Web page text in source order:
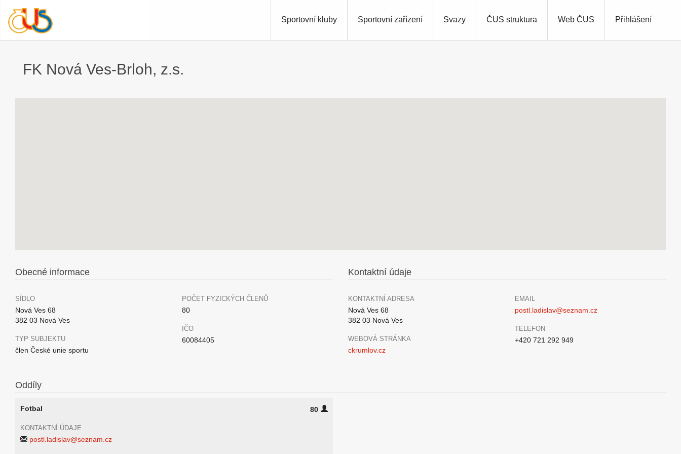
Přihlášení
Sportovní kluby Sportovní zařízení Svazy ČUS struktura Web ČUS
FK Nová Ves-Brloh, z.s.
Obecné informace
SÍDLO
Nová Ves 68
382 03 Nová Ves
TYP SUBJEKTU
člen České unie sportu
POČET FYZICKÝCH ČLENŮ
80
IČO
60084405
Kontaktní údaje
KONTAKTNÍ ADRESA
Nová Ves 68
382 03 Nová Ves
WEBOVÁ STRÁNKA
ckrumlov.cz
EMAIL
postl.ladislav@seznam.cz
TELEFON
+420 721 292 949
Oddíly
Fotbal 80
KONTAKTNÍ ÚDAJE
postl.ladislav@seznam.cz